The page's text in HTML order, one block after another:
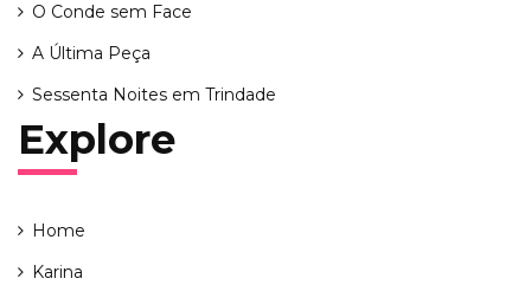
O Conde sem Face
A Última Peça
Sessenta Noites em Trindade
Explore
Home
Karina